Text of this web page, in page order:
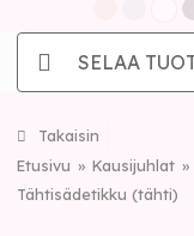
SELAA
Takaisin
Etusivu
Kausijuhlat
Tähtisädetikku (tähti)